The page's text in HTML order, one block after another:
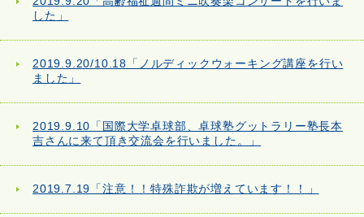
した」
2019.9.20/10.18「ノルディックウォーキング講座を行い
ました」
2019.9.10「国際大学卓球部、卓球塾グットラリー塾長本
吉さんに来て頂き交流会を行いました。」
2019.7.19「注意！！特殊詐欺が増えています！！」